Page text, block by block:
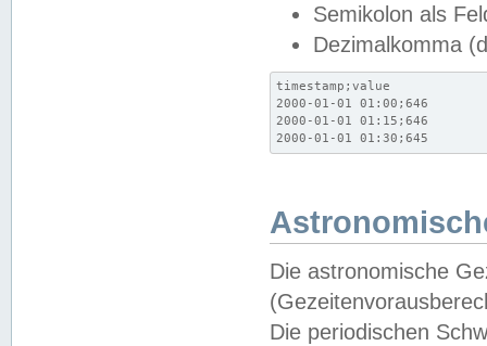
Semikolon als
Dezimalkomma
timestamp;value
2000-01-01 01:00;646
2000-01-01 01:15;646
2000-01-01 01:30;645
Die astronomische
Die periodischen